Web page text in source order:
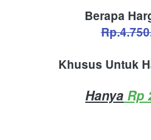
Berapa
Khusus Untuk
Hanya Rp